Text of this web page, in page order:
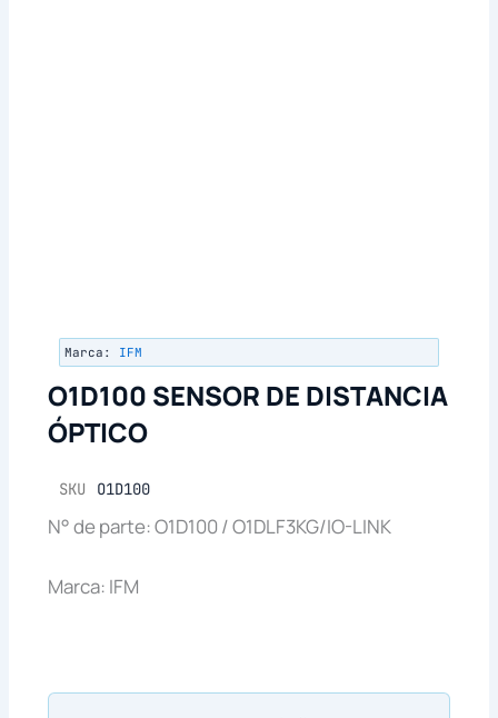
Marca: IFM
O1D100 SENSOR DE DISTANCIA
ÓPTICO
SKU O1D100
N° de parte: O1D100 / O1DLF3KG/IO-LINK
Marca: IFM